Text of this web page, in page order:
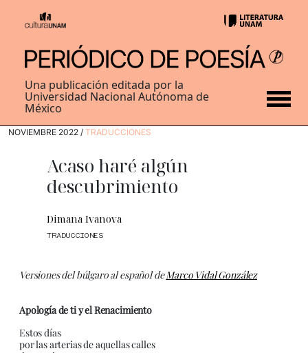
Una publicación editada por la
Universidad Nacional Autónoma de
México
NOVIEMBRE 2022 / TRADUCCIONES
Acaso haré algún
descubrimiento
Dimana Ivanova
TRADUCCIONES
Versiones del búlgaro al español deMarco Vidal González
Apología de ti y el Renacimiento
Estos días
por las arterias de aquellas calles